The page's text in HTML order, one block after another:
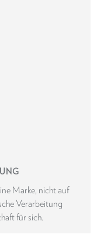
Marke, nicht auf
Verarbeitung
für sich.